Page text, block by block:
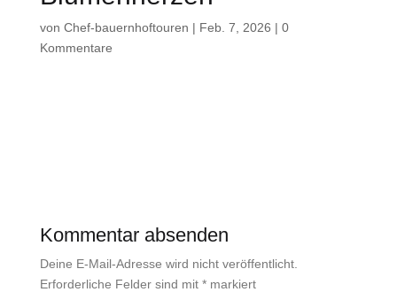
von Chef-bauernhoftouren | Feb. 7, 2026 | 0
Kommentare
Kommentar absenden
Deine E-Mail-Adresse wird nicht veröffentlicht.
Erforderliche Felder sind mit *markiert